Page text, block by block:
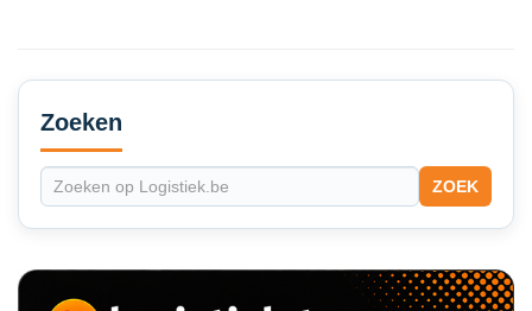
Secondary
Sidebar
Zoeken
ZOEK